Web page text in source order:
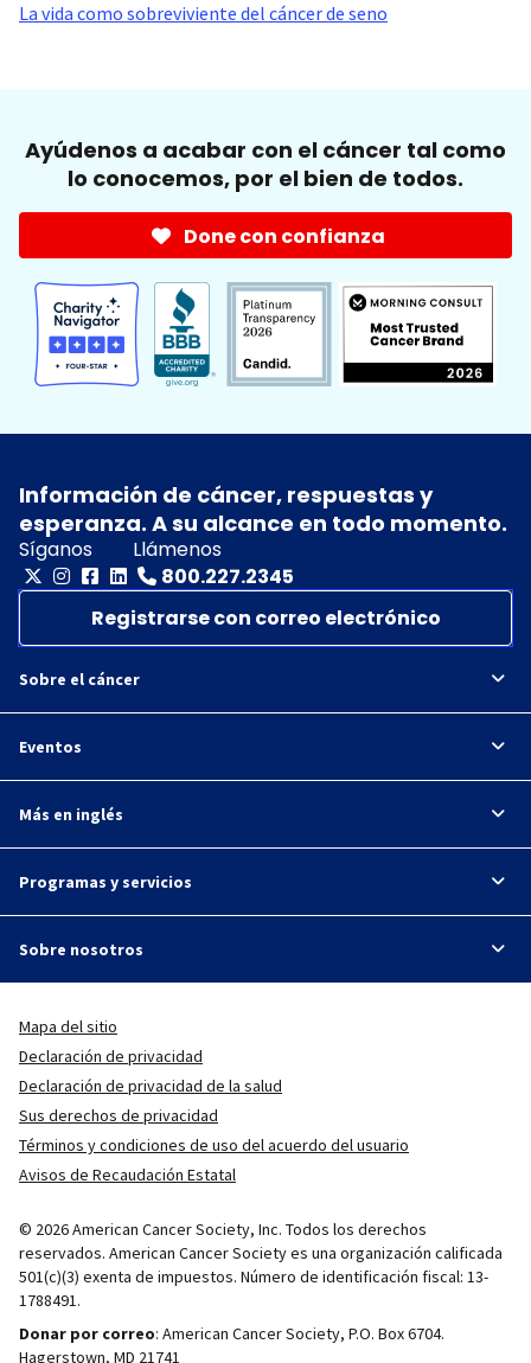
La vida como sobreviviente del cáncer de seno
Ayúdenos a acabar con el cáncer tal como
lo conocemos, por el bien de todos.
Done con confianza
Información de cáncer, respuestas y
esperanza. A su alcance en todo momento.
Síganos
Llámenos
800.227.2345
Registrarse con correo electrónico
Sobre el cáncer
Eventos
Más en inglés
Programas y servicios
Sobre nosotros
Mapa del sitio
Declaración de privacidad
Declaración de privacidad de la salud
Sus derechos de privacidad
Términos y condiciones de uso del acuerdo del usuario
Avisos de Recaudación Estatal
© 2026 American Cancer Society, Inc. Todos los derechos
reservados. American Cancer Society es una organización calificada
501(c)(3) exenta de impuestos. Número de identificación fiscal: 13-
1788491.
Donar por correo: American Cancer Society, P.O. Box 6704.
Hagerstown, MD 21741